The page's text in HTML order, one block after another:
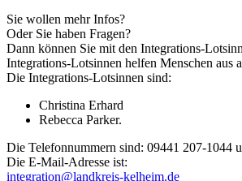
Sie wollen mehr Infos?
Oder Sie haben Fragen?
Dann können Sie mit den Integrations-
Integrations-Lotsinnen helfen Menschen aus
Die Integrations-Lotsinnen sind:
Christina Erhard
Rebecca Parker.
Die Telefonnummern sind: 09441 207-1044
Die E-Mail-Adresse ist:
integration@landkreis-kelheim.de